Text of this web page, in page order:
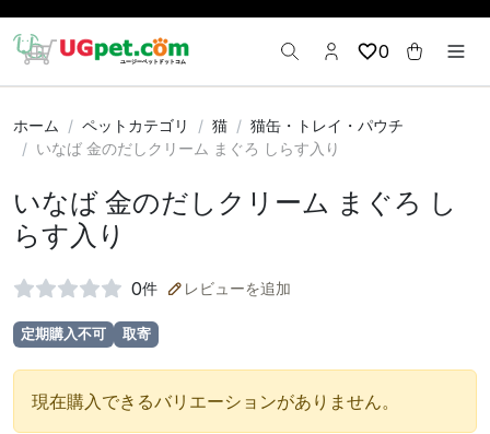
0
ホーム ペットカテゴリ 猫
猫缶・トレイ・パウチ
いなば 金のだしクリーム まぐろ しらす入り
いなば 金のだしクリーム まぐろ し
らす入り
0件 レビューを追加
定期購入不可 取寄
現在購入できるバリエーションがありません。